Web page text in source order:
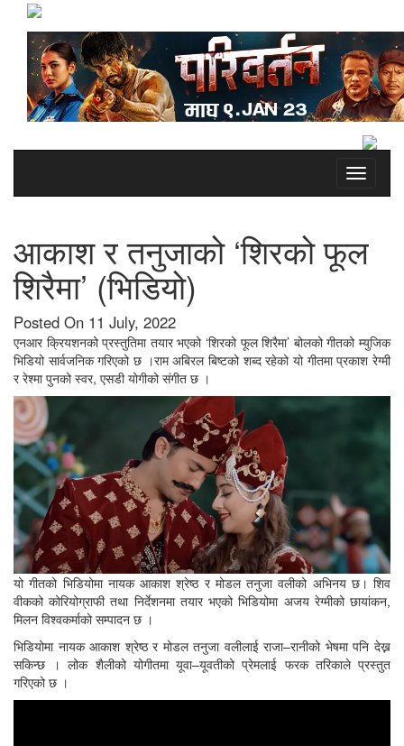
Toggle
आकाश र तनुजाको ‘शिरको फूल
शिरैमा’ (भिडियो)
Posted On 11 July, 2022
एनआर क्रियशनको प्रस्तुतिमा तयार भएको ‘शिरको फूल शिरैमा’ बोलको गीतको म्युजिक
भिडियो सार्वजनिक गरिएको छ ।राम अबिरल बिष्टको शब्द रहेको यो गीतमा प्रकाश रेग्मी
र रेश्मा पुनको स्वर, एसडी योगीको संगीत छ ।
यो गीतको भिडियोमा नायक आकाश श्रेष्ठ र मोडल तनुजा वलीको अभिनय छ। शिव
वीकको कोरियोग्राफी तथा निर्देशनमा तयार भएको भिडियोमा अजय रेग्मीको छायांकन,
मिलन विश्वकर्माको सम्पादन छ ।
भिडियोमा नायक आकाश श्रेष्ठ र मोडल तनुजा वलीलाई राजा–रानीको भेषमा पनि देख्न
सकिन्छ । लोक शैलीको योगीतमा यूवा–यूवतीको प्रेमलाई फरक तरिकाले प्रस्तुत
गरिएको छ ।